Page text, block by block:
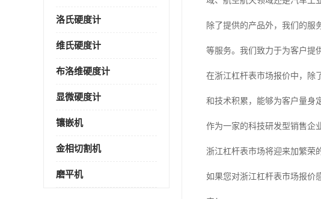
洛氏硬度计
维氏硬度计
布洛维硬度计
显微硬度计
镶嵌机
金相切割机
磨平机
除了提供的产品外，我们的服
等服务。我们致力于为客户提
在浙江杠杆表市场报价中，除
和技术积累，能够为客户量身
作为一家的科技研发型销售企
浙江杠杆表市场将迎来加繁荣
如果您对浙江杠杆表市场报价